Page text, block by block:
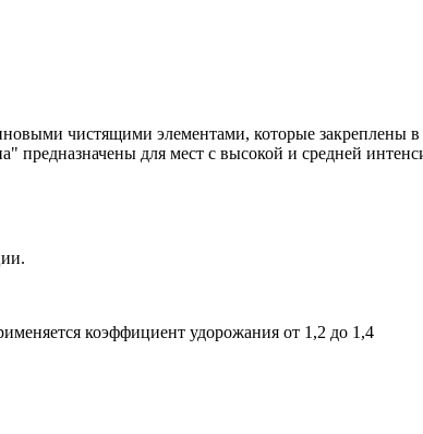
чистящими элементами, которые
для мест с высокой и средней
коэффициент удорожания от 1,2 до 1,4